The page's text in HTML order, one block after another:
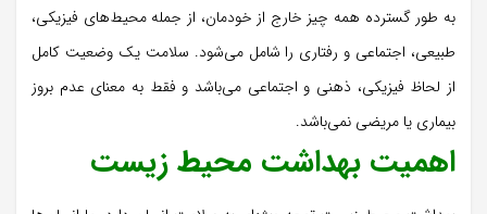
به طور گسترده همه چیز خارج از خودمان، از جمله محیط‌های فیزیکی،
طبیعی، اجتماعی و رفتاری را شامل می‌شود. سلامت یک وضعیت کامل
از لحاظ فیزیکی، ذهنی و اجتماعی می‌باشد و فقط به معنای عدم بروز
بیماری یا مریضی نمی‌باشد.
اهمیت بهداشت محیط زیست